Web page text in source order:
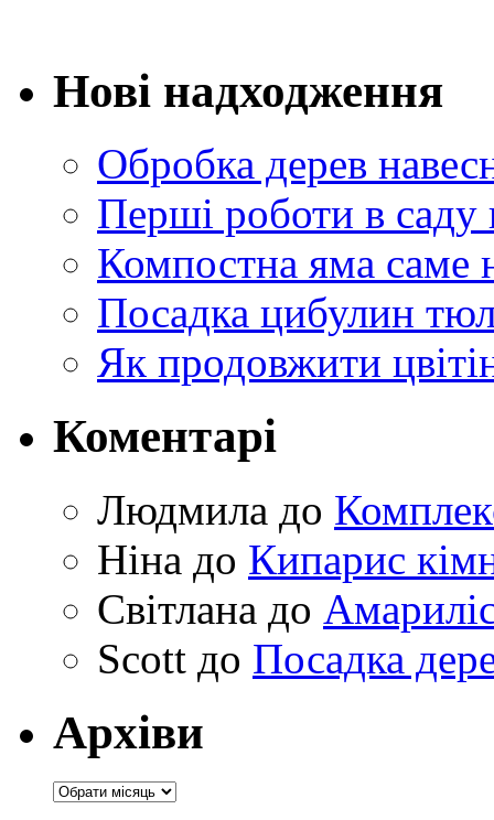
Нові надходження
Обробка дерев
Перші роботи в саду
Компостна яма саме
Посадка цибулин
Як продовжити
Коментарі
Людмила до
Ніна до Кипарис
Світлана до
Scott до Посадка
Архіви
Архіви